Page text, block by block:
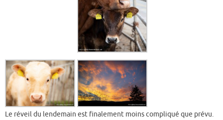
Le réveil du lendemain est finalement moins compliqué que prévu.